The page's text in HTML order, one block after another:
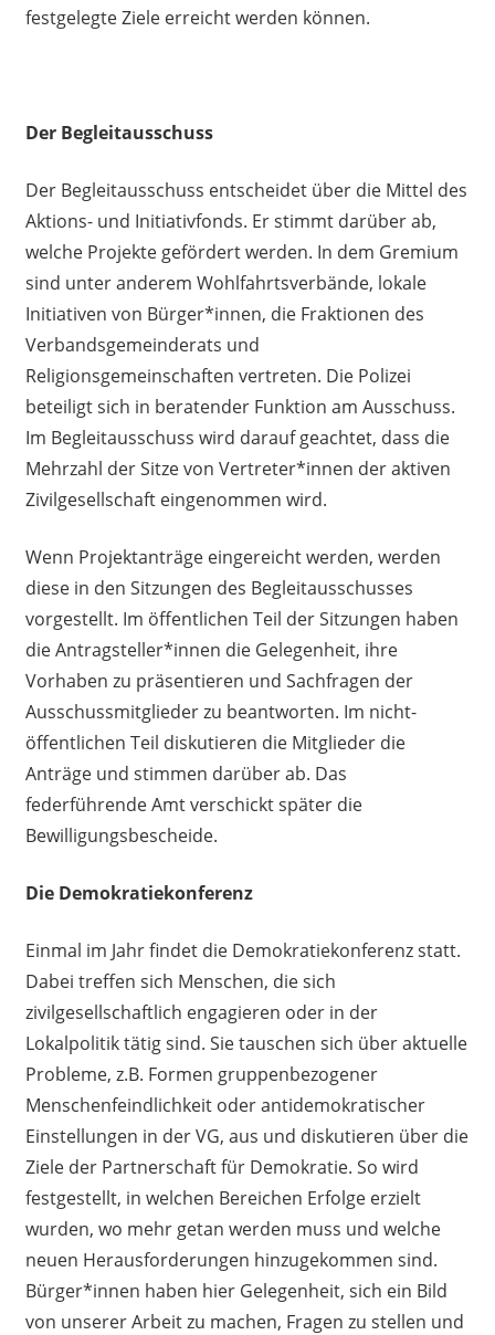
festgelegte Ziele erreicht werden können.
Der Begleitausschuss
Der Begleitausschuss entscheidet über die Mittel des
Aktions- und Initiativfonds. Er stimmt darüber ab,
welche Projekte gefördert werden. In dem Gremium
sind unter anderem Wohlfahrtsverbände, lokale
Initiativen von Bürger*innen, die Fraktionen des
Verbandsgemeinderats und
Religionsgemeinschaften vertreten. Die Polizei
beteiligt sich in beratender Funktion am Ausschuss.
Im Begleitausschuss wird darauf geachtet, dass die
Mehrzahl der Sitze von Vertreter*innen der aktiven
Zivilgesellschaft eingenommen wird.
Wenn Projektanträge eingereicht werden, werden
diese in den Sitzungen des Begleitausschusses
vorgestellt. Im öffentlichen Teil der Sitzungen haben
die Antragsteller*innen die Gelegenheit, ihre
Vorhaben zu präsentieren und Sachfragen der
Ausschussmitglieder zu beantworten. Im nicht-
öffentlichen Teil diskutieren die Mitglieder die
Anträge und stimmen darüber ab. Das
federführende Amt verschickt später die
Bewilligungsbescheide.
Die Demokratiekonferenz
Einmal im Jahr findet die Demokratiekonferenz statt.
Dabei treffen sich Menschen, die sich
zivilgesellschaftlich engagieren oder in der
Lokalpolitik tätig sind. Sie tauschen sich über aktuelle
Probleme, z.B. Formen gruppenbezogener
Menschenfeindlichkeit oder antidemokratischer
Einstellungen in der VG, aus und diskutieren über die
Ziele der Partnerschaft für Demokratie. So wird
festgestellt, in welchen Bereichen Erfolge erzielt
wurden, wo mehr getan werden muss und welche
neuen Herausforderungen hinzugekommen sind.
Bürger*innen haben hier Gelegenheit, sich ein Bild
von unserer Arbeit zu machen, Fragen zu stellen und